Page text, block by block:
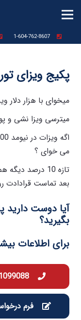
1-604-762-8607
پکیج ویزای
میخوای با هزار دلار
میترسی ویزا نشی و
می خوای ؟
تازه 10 درصد
بعد تماست قرادادت
آیا دوست دارید
بگیرید؟
برای اطلاعات
فرم